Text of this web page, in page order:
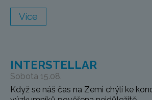
Více
INTERSTELLAR
Sobota 15.08.
Když se náš čas na Zemi chýlí ke